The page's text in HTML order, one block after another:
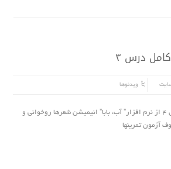
ویدئوها
کلیپ HD محتواى کامل درس ۴ از نرم افزار” آب، بابا” انیمیشن شعرها روخوانى و
آزمون تمرینها